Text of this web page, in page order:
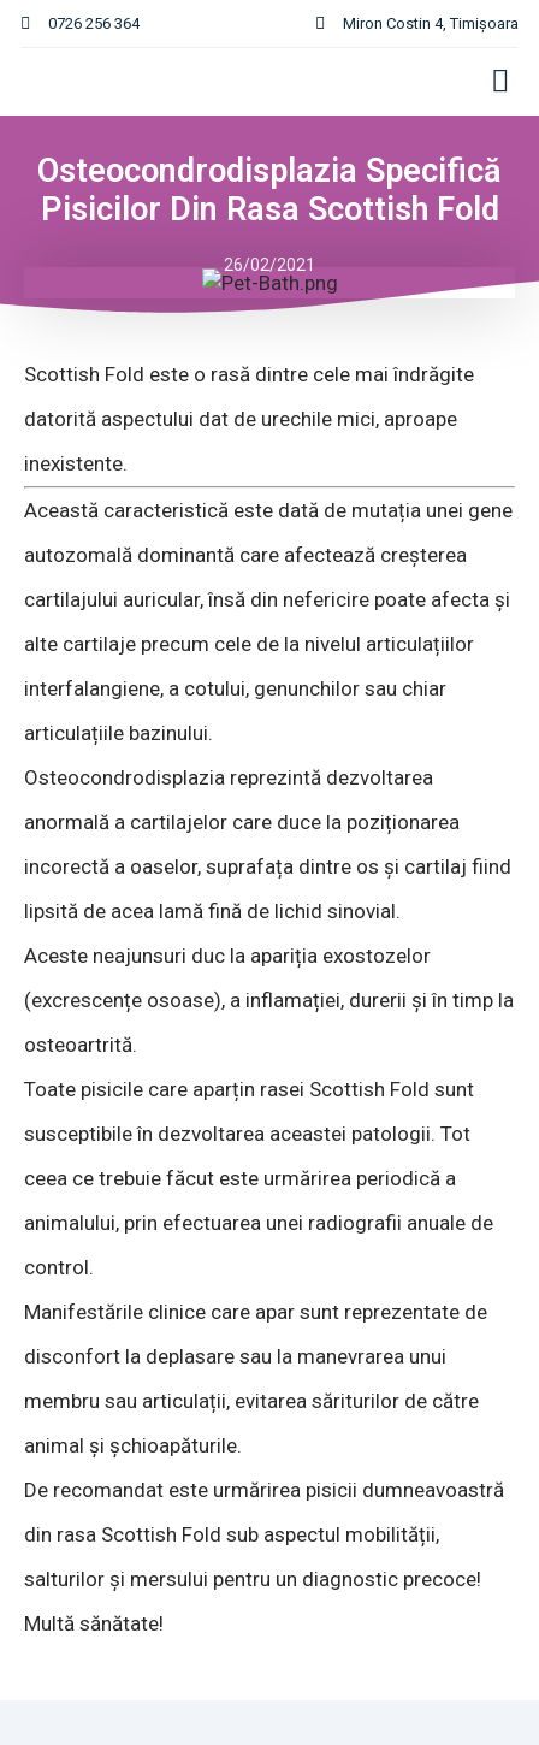
0726 256 364 Miron Costin 4, Timișoara
Osteocondrodisplazia Specifică
Pisicilor Din Rasa Scottish Fold
26/02/2021
Scottish Fold este o rasă dintre cele mai îndrăgite
datorită aspectului dat de urechile mici, aproape
inexistente.
Această caracteristică este dată de mutația unei gene
autozomală dominantă care afectează creșterea
cartilajului auricular, însă din nefericire poate afecta și
alte cartilaje precum cele de la nivelul articulațiilor
interfalangiene, a cotului, genunchilor sau chiar
articulațiile bazinului.
Osteocondrodisplazia reprezintă dezvoltarea
anormală a cartilajelor care duce la poziționarea
incorectă a oaselor, suprafața dintre os și cartilaj fiind
lipsită de acea lamă fină de lichid sinovial.
Aceste neajunsuri duc la apariția exostozelor
(excrescențe osoase), a inflamației, durerii și în timp la
osteoartrită.
Toate pisicile care aparțin rasei Scottish Fold sunt
susceptibile în dezvoltarea aceastei patologii. Tot
ceea ce trebuie făcut este urmărirea periodică a
animalului, prin efectuarea unei radiografii anuale de
control.
Manifestările clinice care apar sunt reprezentate de
disconfort la deplasare sau la manevrarea unui
membru sau articulații, evitarea săriturilor de către
animal și șchioapăturile.
De recomandat este urmărirea pisicii dumneavoastră
din rasa Scottish Fold sub aspectul mobilității,
salturilor și mersului pentru un diagnostic precoce!
Multă sănătate!